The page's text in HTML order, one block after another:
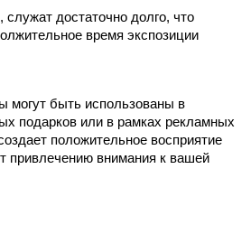
служат достаточно долго, что
время экспозиции
могут быть использованы в
подарков или в рамках рекламных
положительное восприятие
привлечению внимания к вашей